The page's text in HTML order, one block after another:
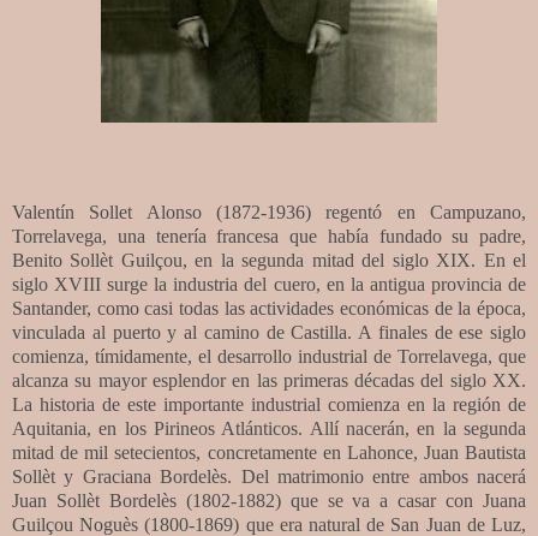
Valentín Sollet Alonso (1872-1936) regentó en Campuzano,
Torrelavega, una tenería francesa que había fundado su padre,
Benito Sollèt Guilçou, en la segunda mitad del siglo XIX. En el
siglo XVIII surge la industria del cuero, en la antigua provincia de
Santander, como casi todas las actividades económicas de la época,
vinculada al puerto y al camino de Castilla. A finales de ese siglo
comienza, tímidamente, el desarrollo industrial de Torrelavega, que
alcanza su mayor esplendor en las primeras décadas del siglo XX.
La historia de este importante industrial comienza en la región de
Aquitania, en los Pirineos Atlánticos. Allí nacerán, en la segunda
mitad de mil setecientos, concretamente en Lahonce, Juan Bautista
Sollèt y Graciana Bordelès. Del matrimonio entre ambos nacerá
Juan Sollèt Bordelès (1802-1882) que se va a casar con Juana
Guilçou Noguès (1800-1869) que era natural de San Juan de Luz,